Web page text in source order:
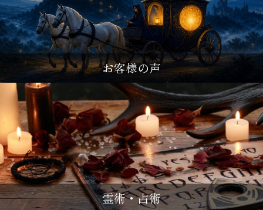
お客様の声
霊術・占術